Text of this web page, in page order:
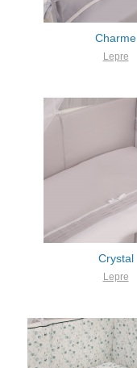
Charme
Lepre
Crystal
Lepre